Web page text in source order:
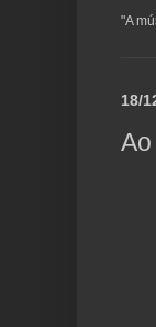
"A
18/